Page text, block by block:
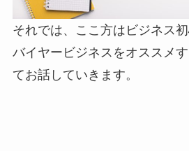
それでは、ここ方はビジネス
バイヤービジネスをオススメ
てお話していきます。